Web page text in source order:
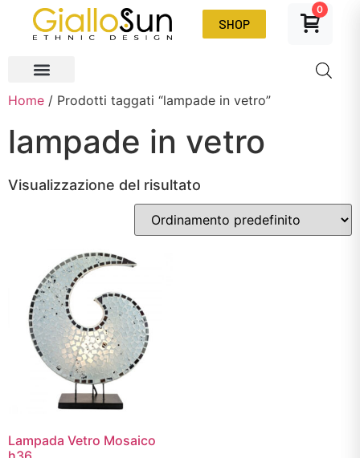
SHOP
0
Home / Prodotti taggati “lampade in vetro”
lampade in vetro
Visualizzazione del risultato
Lampada Vetro Mosaico